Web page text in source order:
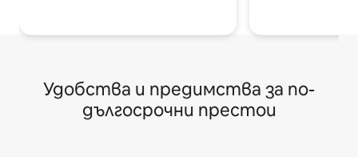
Удобства и предимства за по-
дългосрочни престои